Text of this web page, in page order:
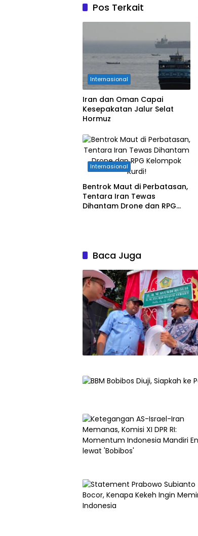
Pos Terkait
Internasional
Iran dan Oman Capai
Kesepakatan Jalur Selat
Hormuz
Internasional
Bentrok Maut di Perbatasan,
Tentara Iran Tewas
Dihantam Drone dan RPG
Baca Juga